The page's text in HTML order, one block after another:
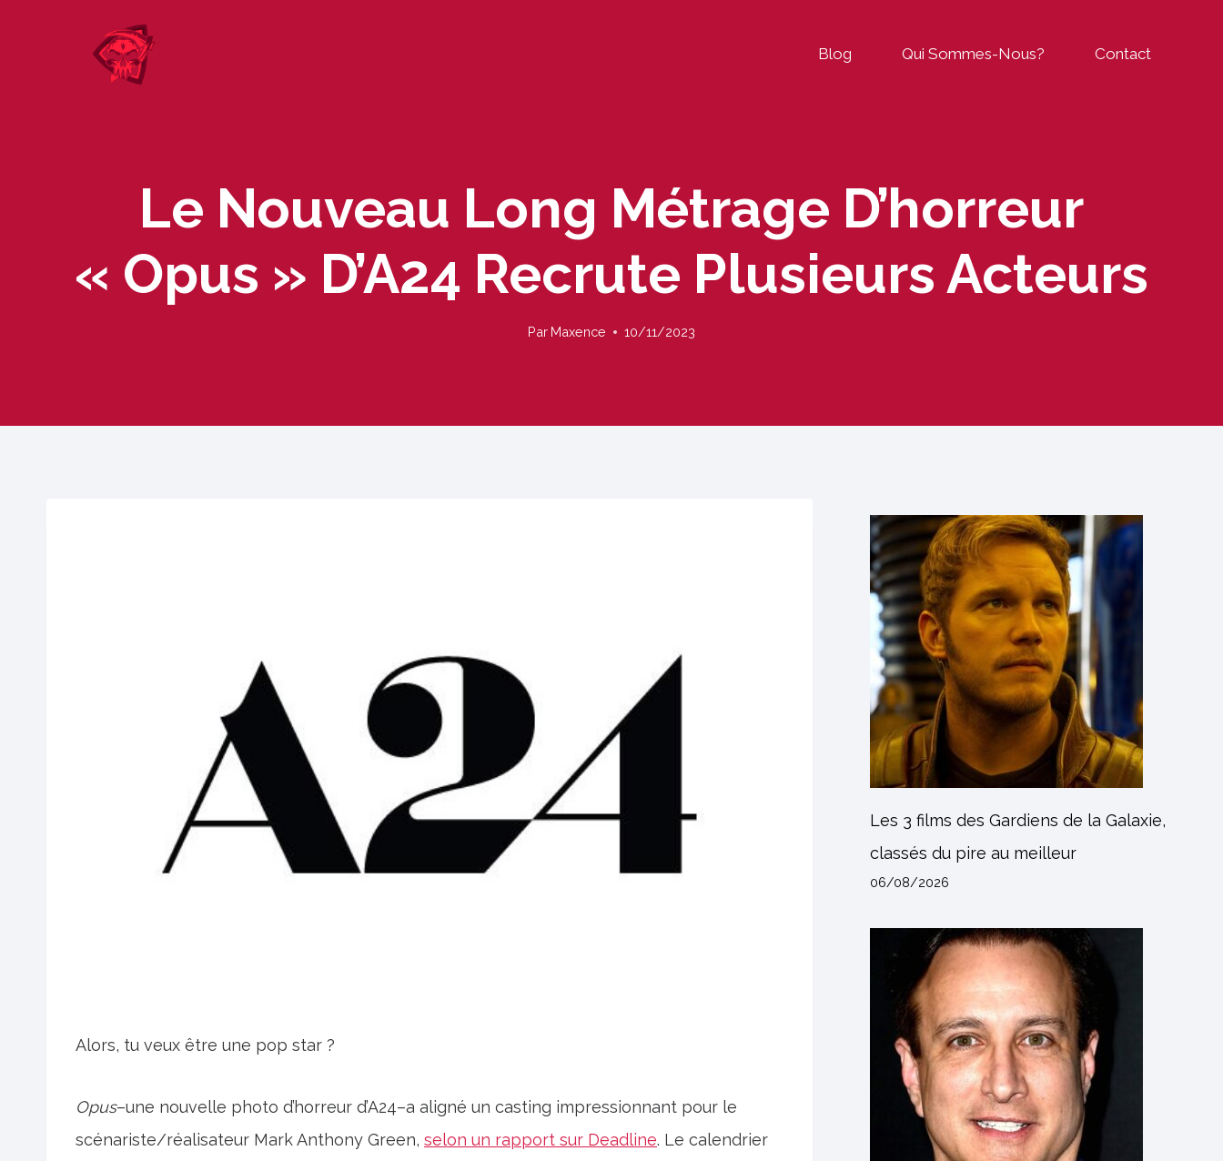
Blog Qui Sommes-Nous? Contact
Le Nouveau Long Métrage D’horreur
« Opus » D’A24 Recrute Plusieurs Acteurs
Par Maxence 10/11/2023
Alors, tu veux être une pop star ?
Opus–une nouvelle photo d’horreur d’A24–a aligné un casting impressionnant pour le
scénariste/réalisateur Mark Anthony Green, selon un rapport sur Deadline. Le calendrier
Les 3 films des Gardiens de la Galaxie,
classés du pire au meilleur
06/08/2026